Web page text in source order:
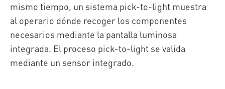
mismo tiempo, un sistema pick-to-light muestra
al operario dónde recoger los componentes
necesarios mediante la pantalla luminosa
integrada. El proceso pick-to-light se valida
mediante un sensor integrado.